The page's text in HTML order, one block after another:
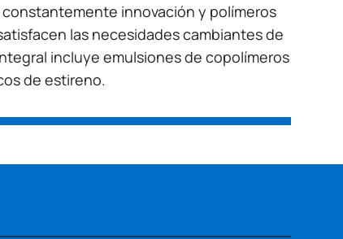
innovación y polímeros
las necesidades cambiantes de
incluye emulsiones de copolímeros
de estireno.